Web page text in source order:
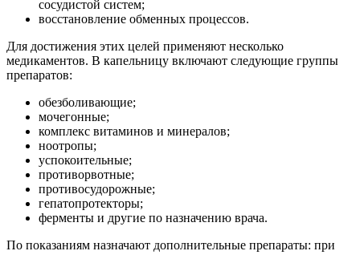
сосудистой систем;
восстановление обменных процессов.
Для достижения этих целей применяют несколько
медикаментов. В капельницу включают следующие группы
препаратов:
обезболивающие;
мочегонные;
комплекс витаминов и минералов;
ноотропы;
успокоительные;
противорвотные;
противосудорожные;
гепатопротекторы;
ферменты и другие по назначению врача.
По показаниям назначают дополнительные препараты: при